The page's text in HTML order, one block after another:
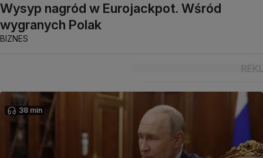
Wysyp nagród w Eurojackpot. Wśród
wygranych Polak
BIZNES
38 min